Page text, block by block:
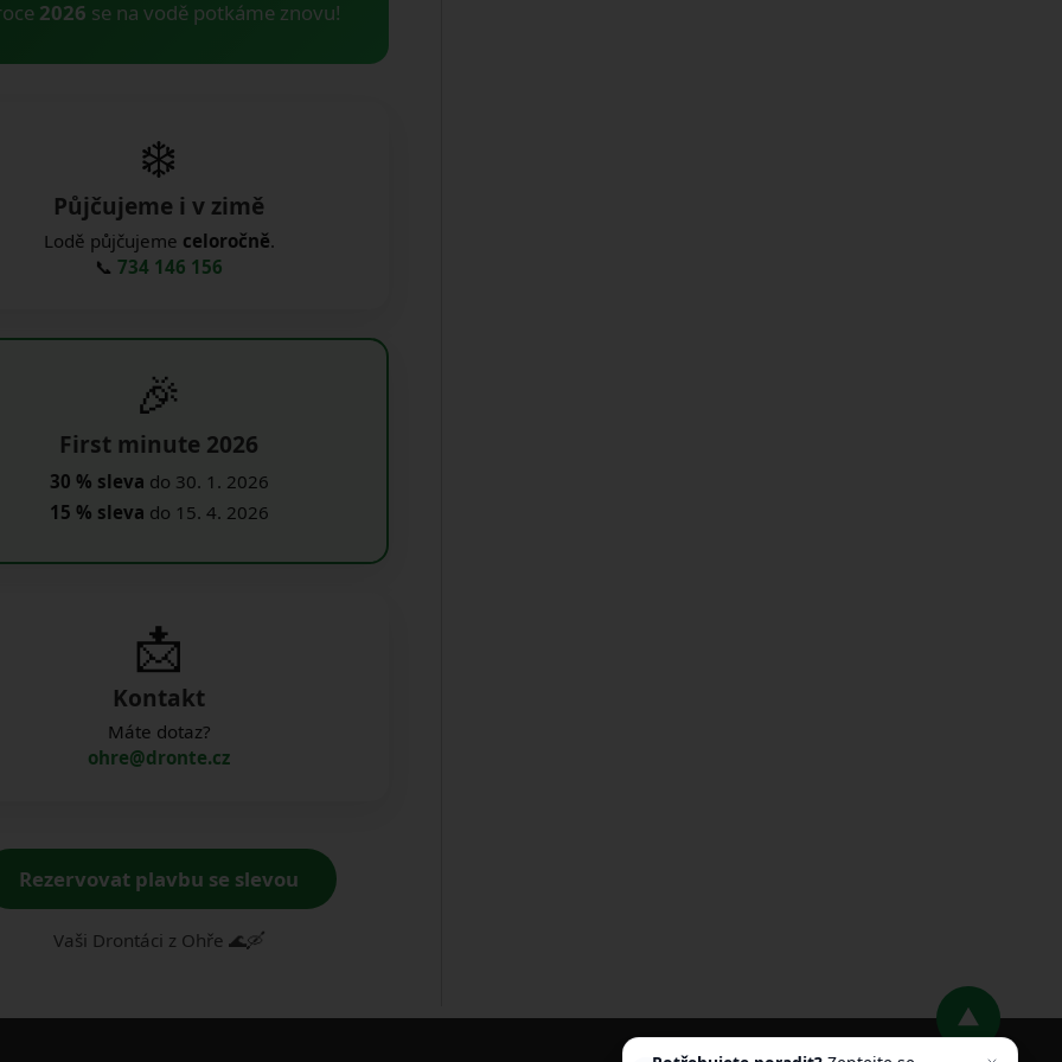
2026 se na vodě potkáme znovu!
❄️
Půjčujeme i v zimě
Lodě půjčujeme celoročně.
📞734 146 156
🎉
First minute 2026
30 % sleva do 30. 1. 2026
15 % sleva do 15. 4. 2026
📩
Kontakt
Máte dotaz?
ohre@dronte.cz
Rezervovat plavbu se slevou
Vaši Drontáci z Ohře 🌊🛶